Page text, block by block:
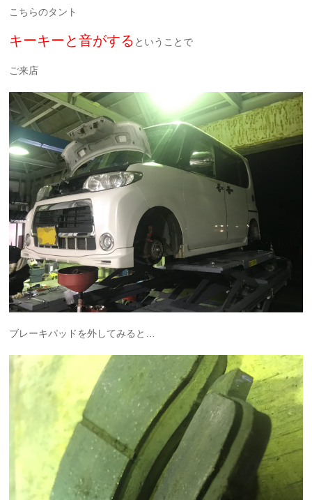
こちらのタント
キーキーと音がする ということで
ご来店
ブレーキパッドを外してみると…